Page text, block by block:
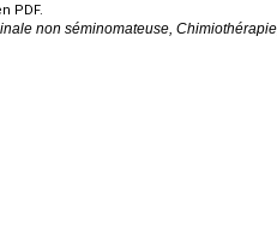
PDF.
non séminomateuse,